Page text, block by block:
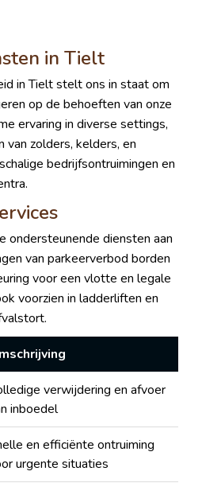
in Tielt
in Tielt stelt ons in staat om
op de behoeften van onze
ervaring in diverse settings,
van zolders, kelders, en
bedrijfsontruimingen en
ondersteunende diensten aan
van parkeerverbod borden
voor een vlotte en legale
voorzien in ladderliften en
verwijdering en afvoer
inboedel
en efficiënte ontruiming
urgente situaties